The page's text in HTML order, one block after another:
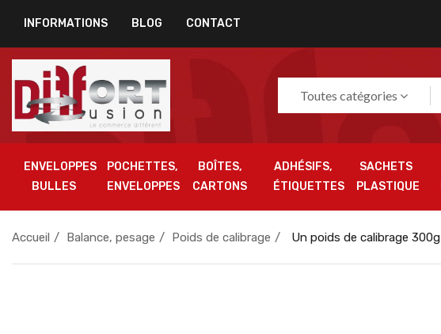
INFORMATIONS BLOG CONTACT
Toutes catégories
ENVELOPPES
BULLES
POCHETTES,
ENVELOPPES
BOÎTES,
CARTONS
ADHÉSIFS,
ÉTIQUETTES
SACHETS
PLASTIQUE
Accueil Balance, pesage Poids de calibrage Un poids de calibrage 300g